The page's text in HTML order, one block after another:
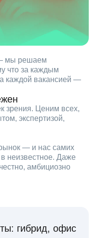
мы решаем
что за каждым
каждой вакансией —
зрения. Ценим всех,
экспертизой,
— и нас самих
неизвестное. Даже
амбициозно
гибрид, офис